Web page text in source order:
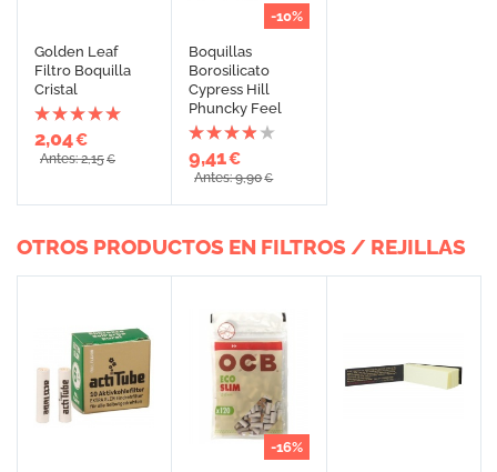
Golden Leaf
Filtro Boquilla
Cristal
2,04€
Antes: 2,15€
-10%
Boquillas
Borosilicato
Cypress Hill
Phuncky Feel
9,41€
Antes: 9,90€
OTROS PRODUCTOS EN FILTROS / REJILLAS
-16%